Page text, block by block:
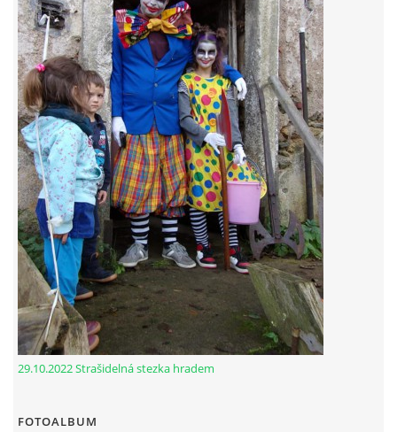
29.10.2022 Strašidelná stezka hradem
FOTOALBUM